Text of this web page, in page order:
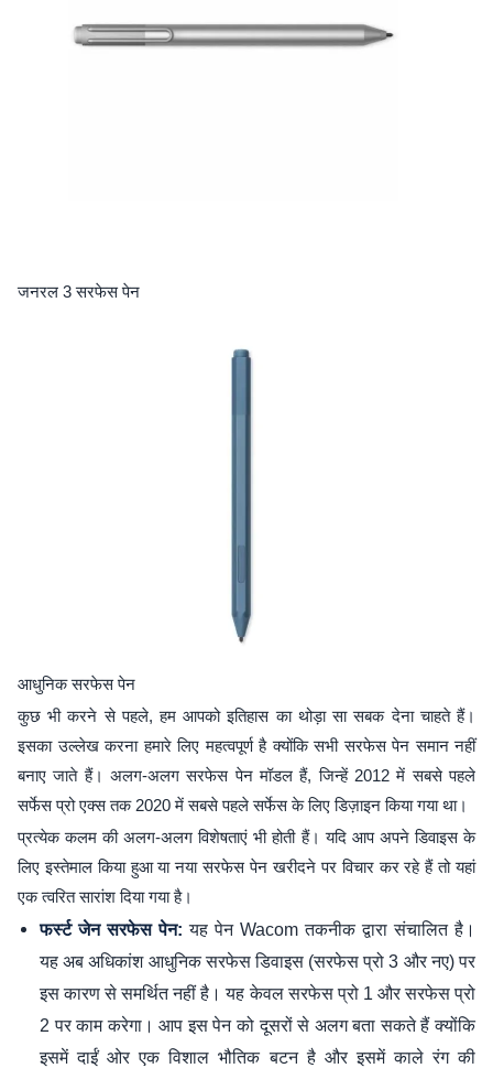
जनरल 3 सरफेस पेन
आधुनिक सरफेस पेन
कुछ भी करने से पहले, हम आपको इतिहास का थोड़ा सा सबक देना चाहते हैं।
इसका उल्लेख करना हमारे लिए महत्वपूर्ण है क्योंकि सभी सरफेस पेन समान नहीं
बनाए जाते हैं। अलग-अलग सरफेस पेन मॉडल हैं, जिन्हें 2012 में सबसे पहले
सर्फेस प्रो एक्स तक 2020 में सबसे पहले सर्फेस के लिए डिज़ाइन किया गया था।
प्रत्येक कलम की अलग-अलग विशेषताएं भी होती हैं। यदि आप अपने डिवाइस के
लिए इस्तेमाल किया हुआ या नया सरफेस पेन खरीदने पर विचार कर रहे हैं तो यहां
एक त्वरित सारांश दिया गया है।
फर्स्ट जेन सरफेस पेन: यह पेन Wacom तकनीक द्वारा संचालित है।
यह अब अधिकांश आधुनिक सरफेस डिवाइस (सरफेस प्रो 3 और नए) पर
इस कारण से समर्थित नहीं है। यह केवल सरफेस प्रो 1 और सरफेस प्रो
2 पर काम करेगा। आप इस पेन को दूसरों से अलग बता सकते हैं क्योंकि
इसमें दाईं ओर एक विशाल भौतिक बटन है और इसमें काले रंग की